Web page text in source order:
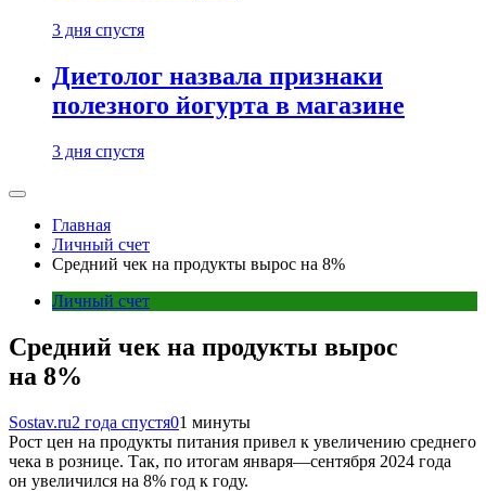
3 дня спустя
Диетолог назвала признаки
полезного йогурта в магазине
3 дня спустя
Главная
Личный счет
Средний чек на продукты вырос на 8%
Личный счет
Средний чек на продукты вырос
на 8%
Sostav.ru2 года спустя01 минуты
Рост цен на продукты питания привел к увеличению среднего
чека в рознице. Так, по итогам января—сентября 2024 года
он увеличился на 8% год к году.